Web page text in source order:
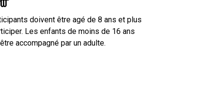
doivent être agé de 8 ans et plus
Les enfants de moins de 16 ans
accompagné par un adulte.